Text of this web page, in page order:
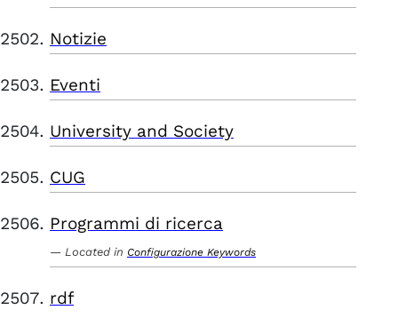
Notizie
Eventi
University and Society
CUG
Programmi di ricerca
Located in Configurazione Keywords
rdf